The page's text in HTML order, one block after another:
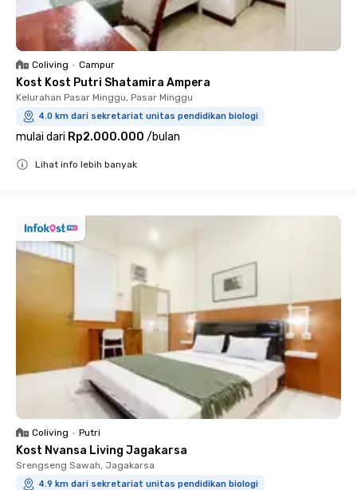
Coliving • Campur
Kost Kost Putri Shatamira Ampera
Kelurahan Pasar Minggu, Pasar Minggu
4.0 km dari sekretariat unitas pendidikan biologi
mulai dari Rp2.000.000 /bulan
Lihat info lebih banyak
Coliving • Putri
Kost Nvansa Living Jagakarsa
Srengseng Sawah, Jagakarsa
4.9 km dari sekretariat unitas pendidikan biologi